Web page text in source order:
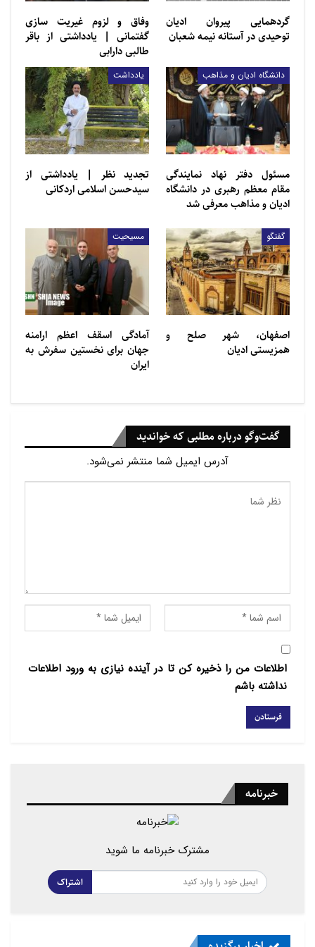
گردهمایی پیروان ادیان
توحیدی در آستانه نیمه شعبان
وفاق و لزوم غیریت سازی
گفتمانی | یادداشتی از باقر
طالبی دارابی
دانشگاه ادیان و مذاهب
مسئول دفتر نهاد نمایندگی
مقام معظم رهبری در دانشگاه
ادیان و مذاهب معرفی شد
یادداشت
تجديد ‌‌نظر | یادداشتی از
سيدحسن اسلامی اردكانی
گفتگو
اصفهان، شهر صلح و
همزیستی ادیان
مسیحیت
آمادگی اسقف اعظم ارامنه
جهان برای نخستین سفرش به
ایران
گفت‌وگو درباره مطلبی که خواندید
آدرس ایمیل شما منتشر نمی‌شود.
اطلاعات من را ذخیره کن تا در آینده نیازی به ورود اطلاعات
نداشته باشم
خبرنامه
مشترک خبرنامه ما شوید
اشتراک